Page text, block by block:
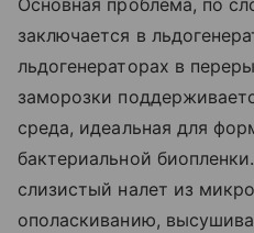
Основная проблема, по
заключается в
льдогенераторах в
заморозки
среда, идеальная для
бактериальной
слизистый налет из
ополаскиванию,